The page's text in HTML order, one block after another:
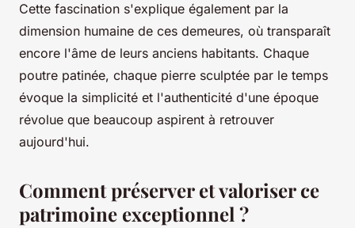
Cette fascination s'explique également par la
dimension humaine de ces demeures, où transparaît
encore l'âme de leurs anciens habitants. Chaque
poutre patinée, chaque pierre sculptée par le temps
évoque la simplicité et l'authenticité d'une époque
révolue que beaucoup aspirent à retrouver
aujourd'hui.
Comment préserver et valoriser ce
patrimoine exceptionnel ?